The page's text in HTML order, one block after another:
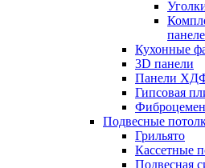
Кухонные
3D панели
Панели
Гипсовая
Подвесные
Грильято
Кассетные
Подвесная